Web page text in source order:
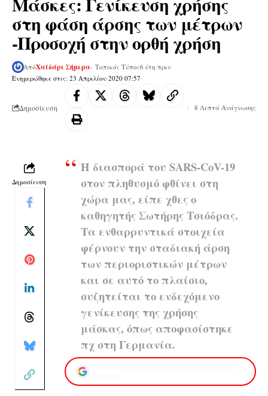
στη φάση άρσης των μέτρων
-Προσοχή στην ορθή χρήση
Ενημερώθηκε στις: 23 Απριλίου 2020 07:57
ΑπόΧαϊδάρι Σήμερα- Τοπικός Τύπος6 έτη πριν
Δημοσίευση 8 Λεπτά Ανάγνωσης
Δημοσίευση
Η διασπορά του SARS-CoV-19
στον πληθυσμό φθίνει στη
χώρα μας, είπε χθες ο
καθηγητής Σωτήρης Τσιόδρας.
Τα ενθαρρυντικά στοιχεία
φέρνουν την σταδιακή άρση
των περιοριστικών μέτρων
και σε αυτό το πλαίσιο,
συζητείται το ενδεχόμενο
γενίκευσης της χρήσης
μάσκας, όπως αποφασίστηκε
πχ στη Γερμανία.